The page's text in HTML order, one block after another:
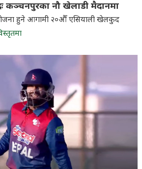
कञ्चनपुरका नौ खेलाडी मैदानमा
हुने आगामी २०औँ एसियाली खेलकुद